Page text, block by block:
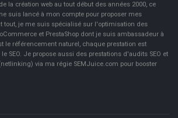
la création web au tout début des années 2000, ce
suis lancé à mon compte pour proposer mes
tout, je me suis spécialisé sur l'optimisation des
et PrestaShop dont je suis ambassadeur à
le référencement naturel, chaque prestation est
SEO. Je propose aussi des prestations d'audits SEO et
via ma régie SEMJuice.com pour booster